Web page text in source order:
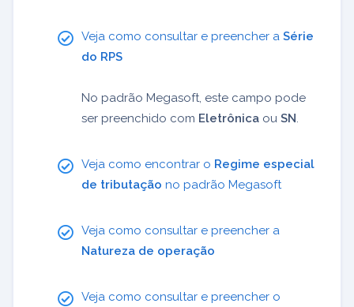
Veja como consultar e preencher a Série
do RPS
No padrão Megasoft, este campo pode
ser preenchido com Eletrônica ou SN
Veja como encontrar o Regime especial
de tributação no padrão Megasoft
Veja como consultar e preencher a
Natureza de operação
Veja como consultar e preencher o